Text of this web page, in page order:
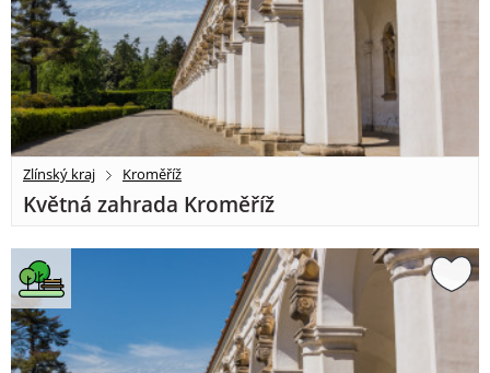
Zlínský kraj Kroměříž
Květná zahrada Kroměříž